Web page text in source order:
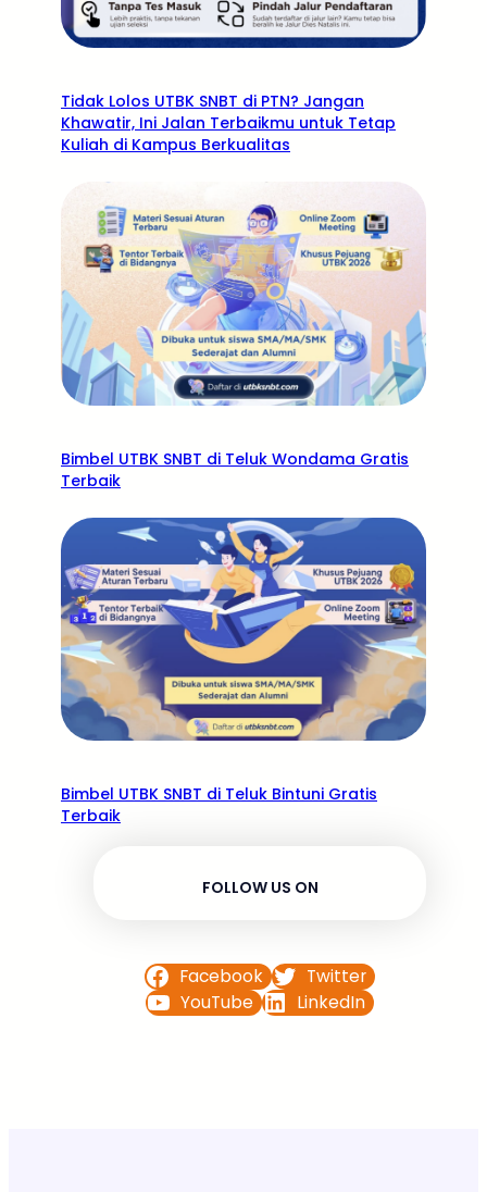
Tidak Lolos UTBK SNBT di PTN? Jangan
Khawatir, Ini Jalan Terbaikmu untuk Tetap
Kuliah di Kampus Berkualitas
Bimbel UTBK SNBT di Teluk Wondama Gratis
Terbaik
Bimbel UTBK SNBT di Teluk Bintuni Gratis
Terbaik
FOLLOW US ON
Facebook
Twitter
YouTube
LinkedIn